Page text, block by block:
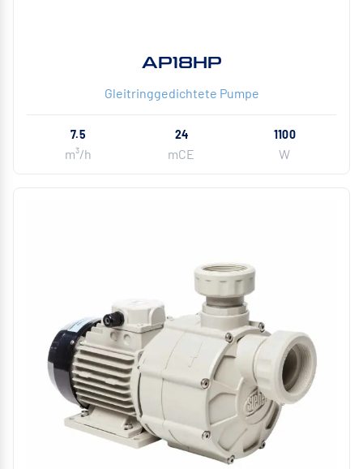
AP18HP
Gleitringgedichtete Pumpe
7.5
m³/h
24
mCE
1100
W